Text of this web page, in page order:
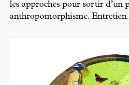
les approches pour sortir d’un
anthropomorphisme. Entretien.